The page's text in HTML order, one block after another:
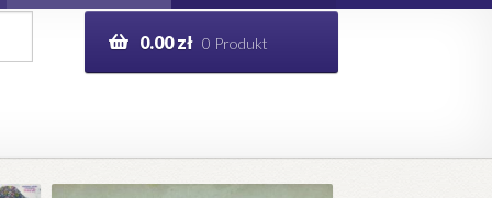
0.00zł 0 Produkt
Help in English